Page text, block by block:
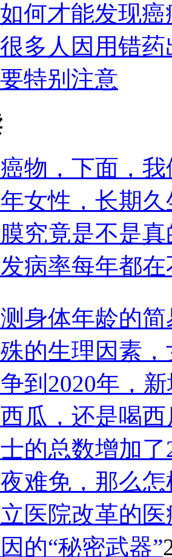
如何才能发现
很多人因用错
特别注意
物，下面，我
女性，长期久
究竟是不是真
病率每年都在
身体年龄的简
的生理因素，
到2020年，
瓜，还是喝西
的总数增加了
难免，那么怎
医院改革的医
的“秘密武器”